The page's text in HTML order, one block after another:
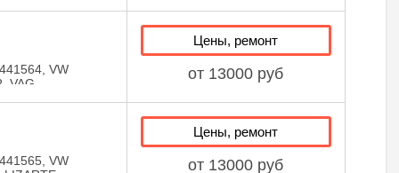
VW
VAG
Цены, ремонт
от 13000 руб
VW
Цены, ремонт
от 13000 руб